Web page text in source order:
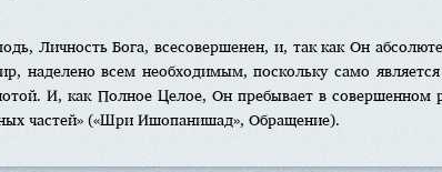
Личность Бога, всесовершенен, и, так как Он
наделено всем необходимым, поскольку само
И, как Полное Целое, Он пребывает в совершенном
частей» («Шри Ишопанишад», Обращение).